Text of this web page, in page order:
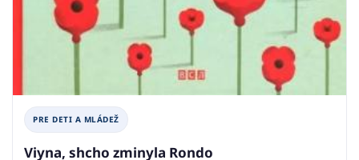
PRE DETI A MLÁDEŽ
Viyna, shcho zminyla Rondo